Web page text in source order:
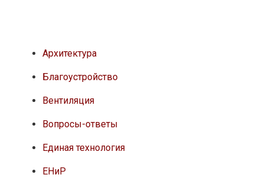
Архитектура
Благоустройство
Вентиляция
Вопросы-ответы
Единая технология
ЕНиР